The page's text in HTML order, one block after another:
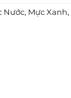
Nước, Mực Xanh,